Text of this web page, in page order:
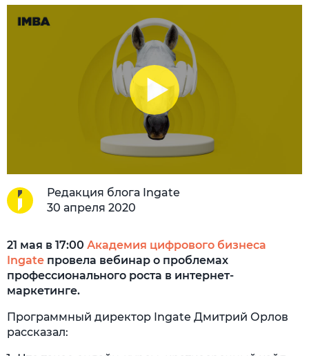
Редакция блога Ingate
30 апреля 2020
21 мая в 17:00 Академия цифрового бизнеса
Ingate провела вебинар о проблемах
профессионального роста в интернет-
маркетинге.
Программный директор Ingate Дмитрий Орлов
рассказал: